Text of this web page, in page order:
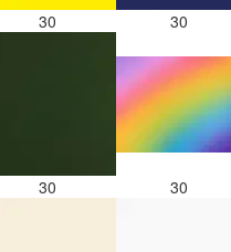
30 30
30 30